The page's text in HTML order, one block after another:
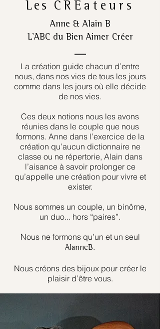
Les CRÉateurs
Anne & Alain B
L’ABC du Bien Aimer Créer
La création guide chacun d’entre
nous, dans nos vies de tous les jours
comme dans les jours où elle décide
de nos vies.
Ces deux notions nous les avons
réunies dans le couple que nous
formons. Anne dans l’exercice de la
création qu’aucun dictionnaire ne
classe ou ne répertorie, Alain dans
l’aisance à savoir prolonger ce
qu’appelle une création pour vivre et
exister.
Nous sommes un couple, un binôme,
un duo... hors “paires”.
Nous ne formons qu’un et un seul
AlanneB.
Nous créons des bijoux pour créer le
plaisir d’être vous.